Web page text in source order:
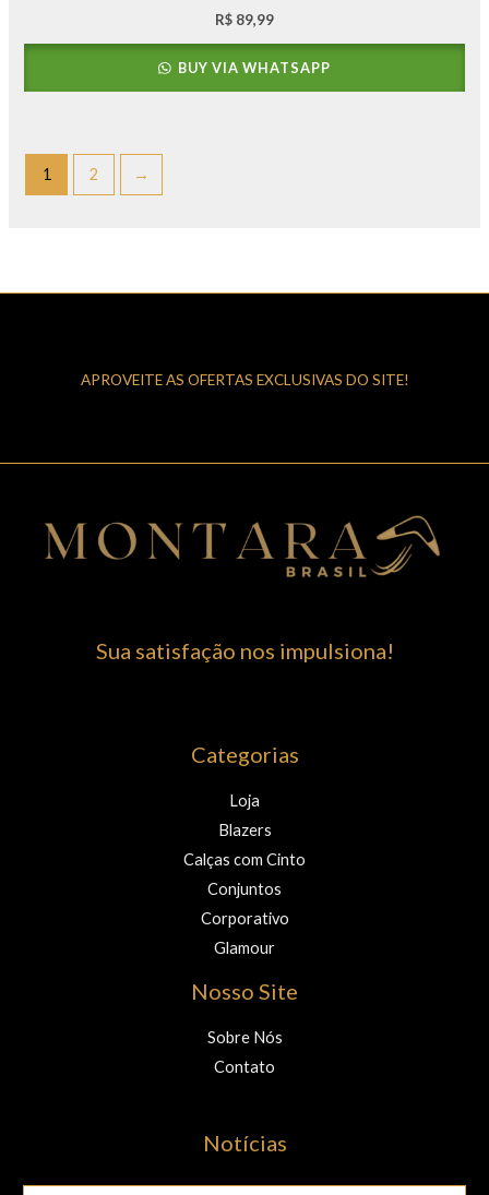
R$ 89,99
BUY VIA WHATSAPP
1 2 →
APROVEITE AS OFERTAS EXCLUSIVAS DO SITE!
Sua satisfação nos impulsiona!
Categorias
Loja
Blazers
Calças com Cinto
Conjuntos
Corporativo
Glamour
Nosso Site
Sobre Nós
Contato
Notícias